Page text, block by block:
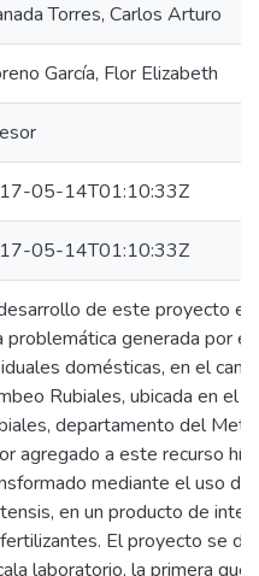
Torres, Carlos Arturo
García, Flor Elizabeth
05-14T01:10:33Z
05-14T01:10:33Z
de este proyecto
problemática generada por
domésticas, en el
Rubiales, ubicada en el
departamento del
agregado a este recurso
mediante el uso de
en un producto de
El proyecto se
laboratorio, la primera que